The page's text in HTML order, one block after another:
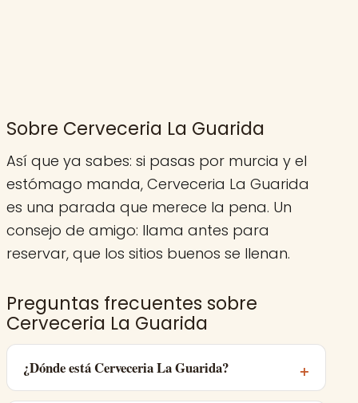
Sobre Cerveceria La Guarida
Así que ya sabes: si pasas por murcia y el
estómago manda, Cerveceria La Guarida
es una parada que merece la pena. Un
consejo de amigo: llama antes para
reservar, que los sitios buenos se llenan.
Preguntas frecuentes sobre
Cerveceria La Guarida
¿Dónde está Cerveceria La Guarida?